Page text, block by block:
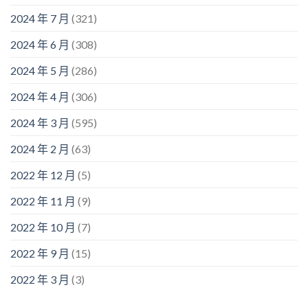
2024 年 7 月 (321)
2024 年 6 月 (308)
2024 年 5 月 (286)
2024 年 4 月 (306)
2024 年 3 月 (595)
2024 年 2 月 (63)
2022 年 12 月 (5)
2022 年 11 月 (9)
2022 年 10 月 (7)
2022 年 9 月 (15)
2022 年 3 月 (3)